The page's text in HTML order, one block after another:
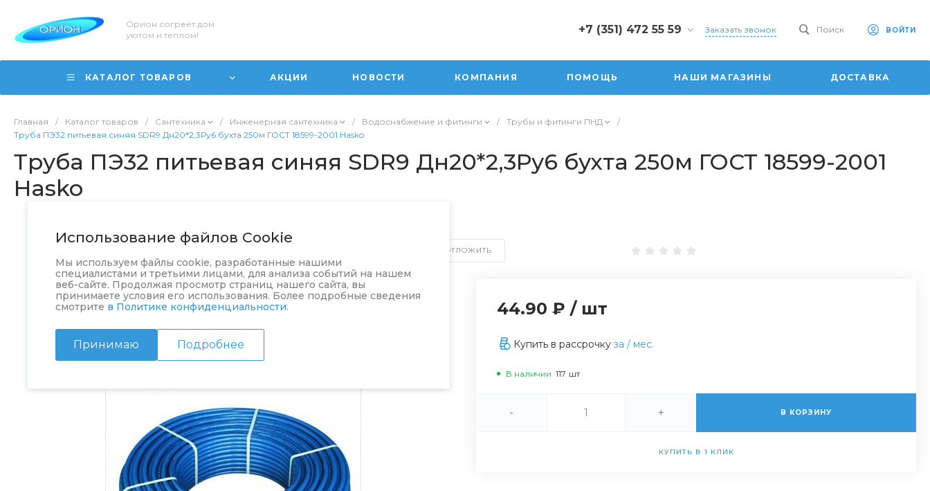
Орион согреет дом
уютом и теплом!
+7 (351) 472 55 59
+7 (351) 472 55 59
г. Юрюзань, ул.
Вск 10:00-16:00
Заказать звонок Поиск ВОЙТИ
КАТАЛОГ ТОВАРОВ АКЦИИ НОВОСТИ КОМПАНИЯ ПОМОЩЬ НАШИ МАГАЗИНЫ ДОСТАВКА
Главная / Каталог товаров / Сантехника / Инженерная сантехника / Водоснабжение и фитинги / Трубы и фитинги ПНД
/
Труба ПЭ32 питьевая синяя SDR9 Дн20*2,3Ру6 бухта 250м ГОСТ 18599-2001 Hasko
Труба ПЭ32 питьевая синяя SDR9 Дн20*2,3Ру6 бухта 250м ГОСТ 18599-2001
Hasko
Использование файлов Cookie
Мы используем файлы cookie, разработанные нашими
специалистами и третьими лицами, для анализа событий на нашем
веб-сайте. Продолжая просмотр страниц нашего сайта, вы
принимаете условия его использования. Более подробные сведения
смотрите в Политике конфиденциальности.
Принимаю Подробнее
ОТЛОЖИТЬ
44.90 ₽ / шт
Купить в рассрочку за / мес.
В наличии 117 шт
- + В КОРЗИНУ
КУПИТЬ В 1 КЛИК